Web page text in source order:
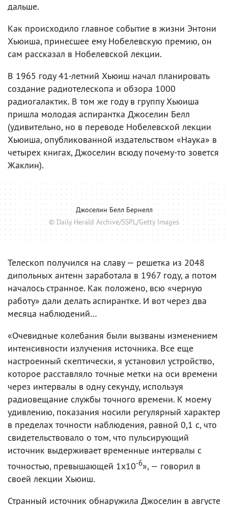
дальше.
Как происходило главное событие в жизни Энтони
Хьюиша, принесшее ему Нобелевскую премию, он
сам рассказал в Нобелевской лекции.
В 1965 году 41-летний Хьюиш начал планировать
создание радиотелескопа и обзора 1000
радиогалактик. В том же году в группу Хьюиша
пришла молодая аспирантка Джоселин Белл
(удивительно, но в переводе Нобелевской лекции
Хьюиша, опубликованной издательством «Наука» в
четырех книгах, Джоселин всюду почему-то зовется
Жаклин).
Джоселин Белл Бернелл
© Daily Herald Archive/SSPL/Getty Images
Телескоп получился на славу — решетка из 2048
дипольных антенн заработала в 1967 году, а потом
началось странное. Как положено, всю «черную
работу» дали делать аспирантке. И вот через два
месяца наблюдений…
«Очевидные колебания были вызваны изменением
интенсивности излучения источника. Все еще
настроенный скептически, я установил устройство,
которое расставляло точные метки на оси времени
через интервалы в одну секунду, используя
радиовещание службы точного времени. К моему
удивлению, показания носили регулярный характер
в пределах точности наблюдения, равной 0,1 с, что
свидетельствовало о том, что пульсирующий
источник выдерживает временные интервалы с
точностью, превышающей 1х10-6», — говорил в
своей лекции Хьюиш.
Странный источник обнаружила Джоселин в августе